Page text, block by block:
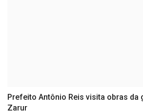
Prefeito Antônio Reis visita obras da
Zarur